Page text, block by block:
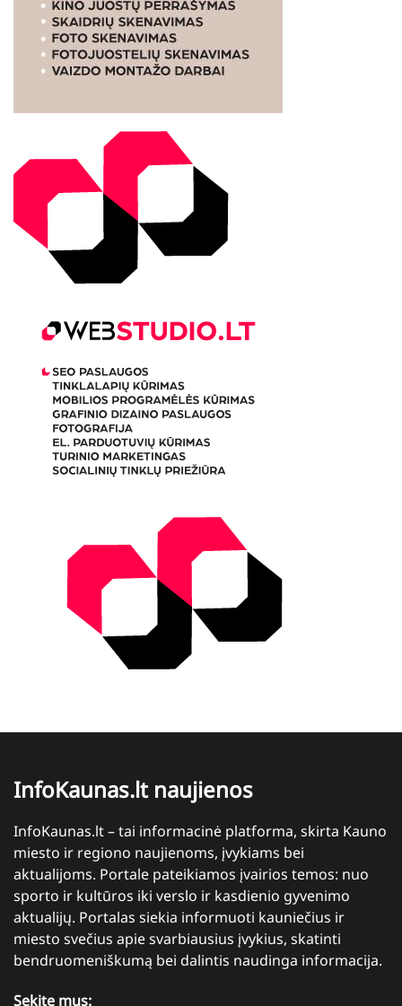
InfoKaunas.lt naujienos
InfoKaunas.lt – tai informacinė platforma, skirta Kauno
miesto ir regiono naujienoms, įvykiams bei
aktualijoms. Portale pateikiamos įvairios temos: nuo
sporto ir kultūros iki verslo ir kasdienio gyvenimo
aktualijų. Portalas siekia informuoti kauniečius ir
miesto svečius apie svarbiausius įvykius, skatinti
bendruomeniškumą bei dalintis naudinga informacija.
Sekite mus: